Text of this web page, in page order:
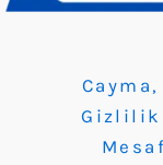
Gizlilik